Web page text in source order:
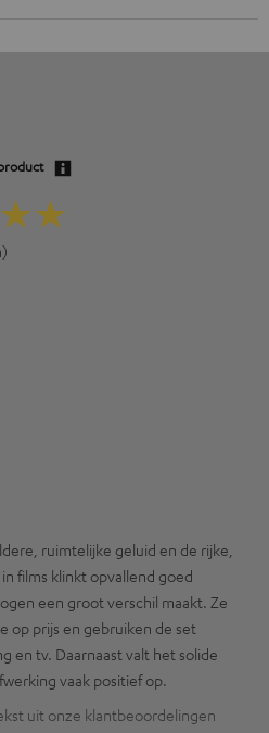
ruimtelijke geluid en de rijke,
films klinkt opvallend goed
een groot verschil maakt. Ze
op prijs en gebruiken de set
en tv. Daarnaast valt het solide
vaak positief op.
uit onze klantbeoordelingen